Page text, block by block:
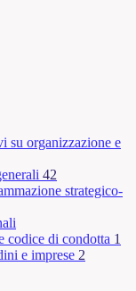
su organizzazione e
42
strategico-
codice di condotta 1
e imprese 2